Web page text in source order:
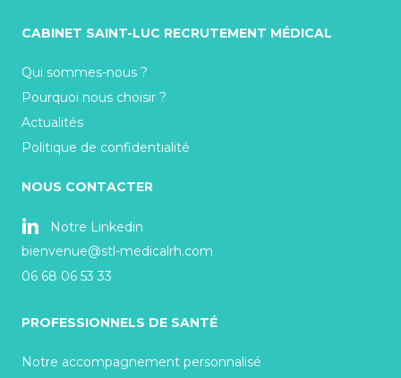
CABINET SAINT-LUC RECRUTEMENT MÉDICAL
Qui sommes-nous ?
Pourquoi nous choisir ?
Actualités
Politique de confidentialité
NOUS CONTACTER
Notre Linkedin
bienvenue@stl-medicalrh.com
06 68 06 53 33
PROFESSIONNELS DE SANTÉ
Notre accompagnement personnalisé